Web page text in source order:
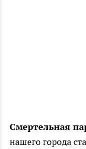
Смертельная
нашего города